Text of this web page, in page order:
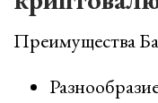
Преимущества